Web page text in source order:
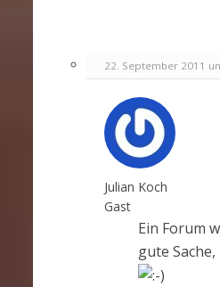
22. September 2011
Julian Koch
Gast
Ein Forum
gute